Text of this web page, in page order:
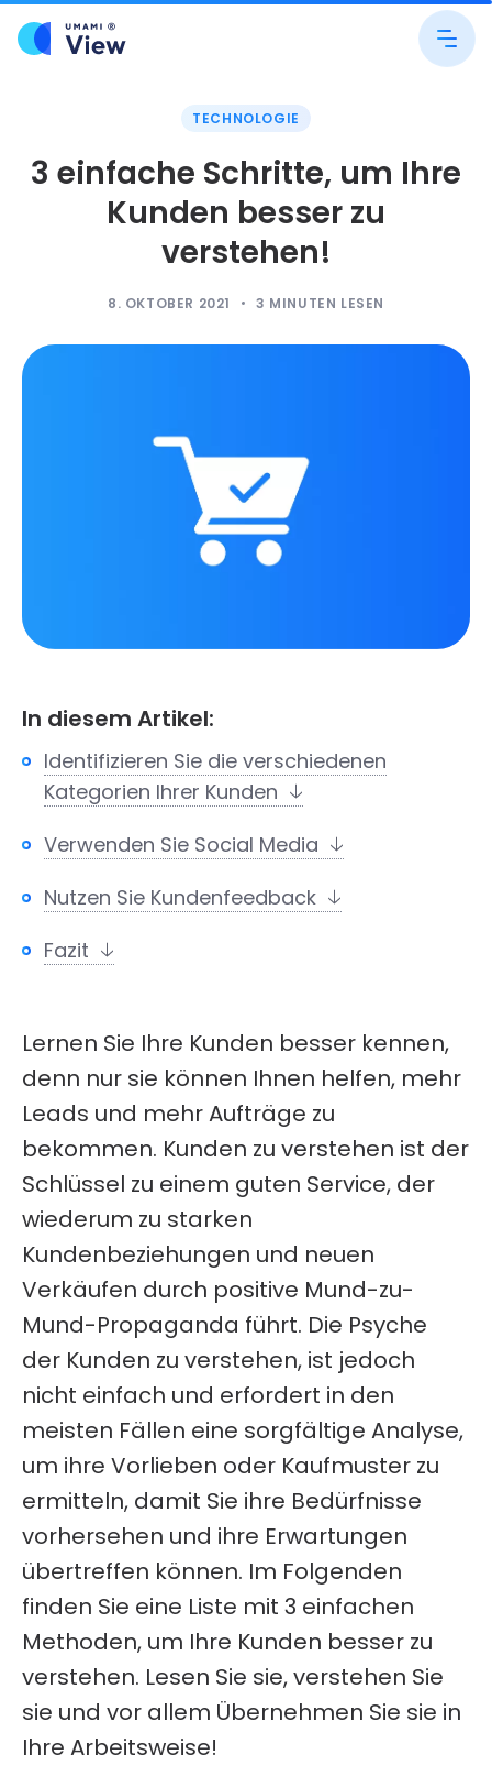
TECHNOLOGIE
3 einfache Schritte, um Ihre
Kunden besser zu
verstehen!
8. OKTOBER 2021 3 MINUTEN LESEN
In diesem Artikel:
Identifizieren Sie die verschiedenen
Kategorien Ihrer Kunden
Verwenden Sie Social Media
Nutzen Sie Kundenfeedback
Fazit
Lernen Sie Ihre Kunden besser kennen,
denn nur sie können Ihnen helfen, mehr
Leads und mehr Aufträge zu
bekommen. Kunden zu verstehen ist der
Schlüssel zu einem guten Service, der
wiederum zu starken
Kundenbeziehungen und neuen
Verkäufen durch positive Mund-zu-
Mund-Propaganda führt. Die Psyche
der Kunden zu verstehen, ist jedoch
nicht einfach und erfordert in den
meisten Fällen eine sorgfältige Analyse,
um ihre Vorlieben oder Kaufmuster zu
ermitteln, damit Sie ihre Bedürfnisse
vorhersehen und ihre Erwartungen
übertreffen können. Im Folgenden
finden Sie eine Liste mit 3 einfachen
Methoden, um Ihre Kunden besser zu
verstehen. Lesen Sie sie, verstehen Sie
sie und vor allem Übernehmen Sie sie in
Ihre Arbeitsweise!